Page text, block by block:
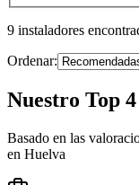
9 instaladores
Ordenar:
Nuestro Top
Basado en las
en Huelva